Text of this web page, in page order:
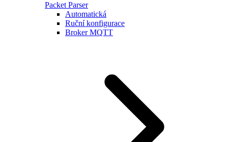
Packet Parser
Automatická
Ruční konfigurace
Broker MQTT